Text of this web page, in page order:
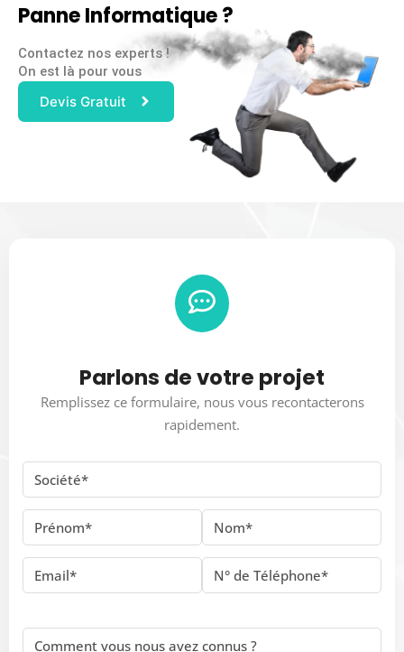
Panne Informatique ?
Contactez nos experts !
On est là pour vous
Devis Gratuit
Parlons de votre projet
Remplissez ce formulaire, nous vous recontacterons
rapidement.